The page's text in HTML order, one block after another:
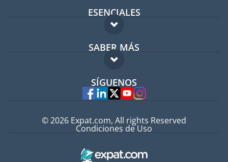
ESENCIALES
Foro para expatriados
Guía para expatriados
Trabajos en el extranjero
SABER MÁS
FAQ
Expertos
SÍGUENOS
© 2026 Expat.com, All rights Reserved
Condiciones de Uso